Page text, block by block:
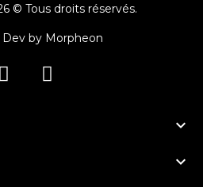
© Tous droits réservés.
Dev by Morpheon

